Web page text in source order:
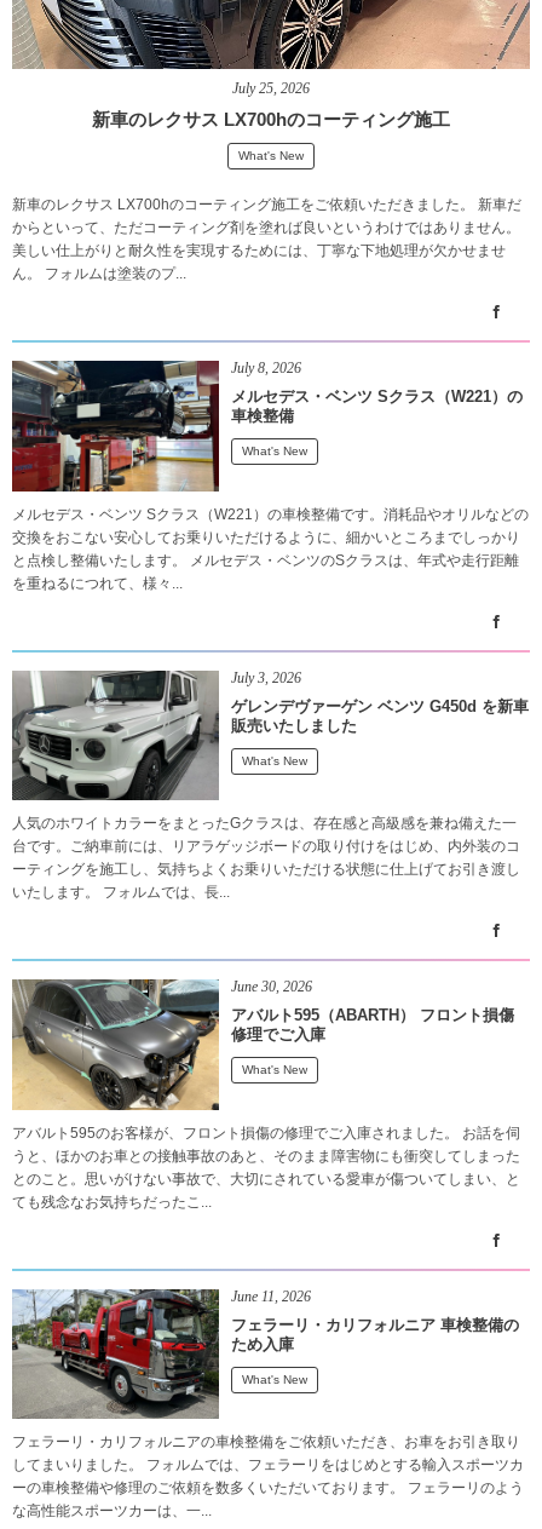
July 25, 2026
新車のレクサス LX700hのコーティング施工
What's New
新車のレクサス LX700hのコーティング施工をご依頼いただきました。 新車だ
からといって、ただコーティング剤を塗れば良いというわけではありません。
美しい仕上がりと耐久性を実現するためには、丁寧な下地処理が欠かせませ
ん。 フォルムは塗装のプ...
July 8,2026
メルセデス・ベンツ Sクラス（W221）の
車検整備
What's New
メルセデス・ベンツ Sクラス（W221）の車検整備です。消耗品やオリルなどの
交換をおこない安心してお乗りいただけるように、細かいところまでしっかり
と点検し整備いたします。 メルセデス・ベンツのSクラスは、年式や走行距離
を重ねるにつれて、様々...
July 3 ,2026
ゲレンデヴァーゲン ベンツ G450d を新車
販売いたしました
What's New
人気のホワイトカラーをまとったGクラスは、存在感と高級感を兼ね備えた一
台です。ご納車前には、リアラゲッジボードの取り付けをはじめ、内外装のコ
ーティングを施工し、気持ちよくお乗りいただける状態に仕上げてお引き渡し
いたします。 フォルムでは、長...
June 30,2026
アバルト595（ABARTH） フロント損傷
修理でご入庫
What's New
アバルト595のお客様が、フロント損傷の修理でご入庫されました。 お話を伺
うと、ほかのお車との接触事故のあと、そのまま障害物にも衝突してしまった
とのこと。思いがけない事故で、大切にされている愛車が傷ついてしまい、と
ても残念なお気持ちだったこ...
June 11 ,2026
フェラーリ・カリフォルニア 車検整備の
ため入庫
What's New
フェラーリ・カリフォルニアの車検整備をご依頼いただき、お車をお引き取り
してまいりました。 フォルムでは、フェラーリをはじめとする輸入スポーツカ
ーの車検整備や修理のご依頼を数多くいただいております。 フェラーリのよう
な高性能スポーツカーは、一...